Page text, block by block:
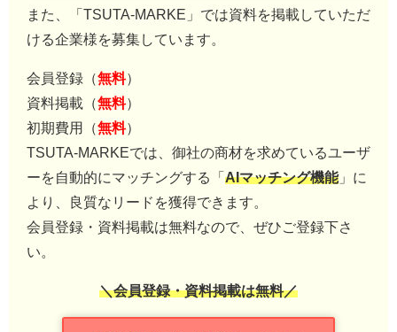
また、「TSUTA-MARKE」では資料を掲載していただ
ける企業様を募集しています。
会員登録（無料）
資料掲載（無料）
初期費用（無料）
TSUTA-MARKEでは、御社の商材を求めているユーザ
ーを自動的にマッチングする「AIマッチング機能」に
より、良質なリードを獲得できます。
会員登録・資料掲載は無料なので、ぜひご登録下さ
い。
＼会員登録・資料掲載は無料／